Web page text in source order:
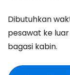
Dibutuhkan
pesawat ke
bagasi kabin.